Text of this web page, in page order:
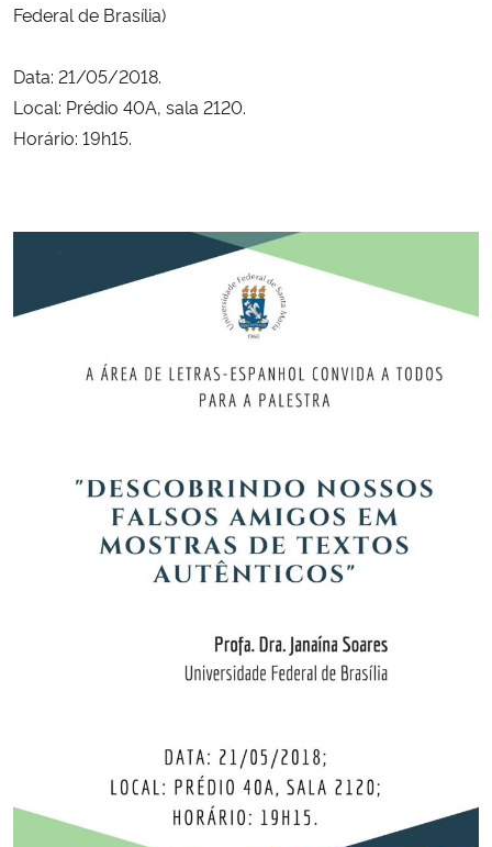
Gabinete de Segurança Institucional
Advocacia-Geral da União
Federal de Brasília)
Data: 21/05/2018.
Local: Prédio 40A, sala 2120.
Horário: 19h15.